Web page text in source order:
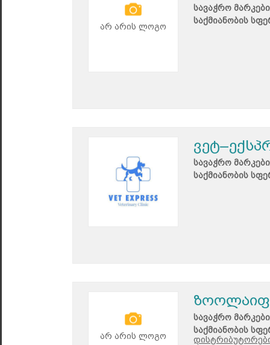
არ არის ლოგო
სავაჭრო
საქმიანობის
სავაჭრო
საქმიანობის
არ არის ლოგო
სავაჭრო
საქმიანობის